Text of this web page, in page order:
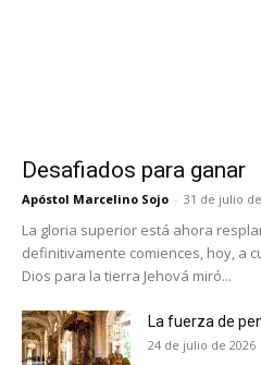
Desafiados para ganar
Apóstol Marcelino Sojo - 31 de julio
La gloria superior está ahora
definitivamente comiences, hoy, a
Dios para la tierra Jehová miró...
La fuerza de
24 de julio de 2026